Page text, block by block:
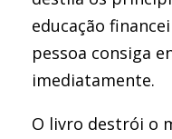
educação
pessoa consiga
imediatamente.
O livro destrói o